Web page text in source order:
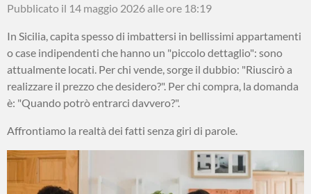
Pubblicato il 14 maggio 2026 alle ore 18:19
In Sicilia, capita spesso di imbattersi in bellissimi appartamenti
o case indipendenti che hanno un "piccolo dettaglio": sono
attualmente locati. Per chi vende, sorge il dubbio: "Riuscirò a
realizzare il prezzo che desidero?". Per chi compra, la domanda
è: "Quando potrò entrarci davvero?".
Affrontiamo la realtà dei fatti senza giri di parole.